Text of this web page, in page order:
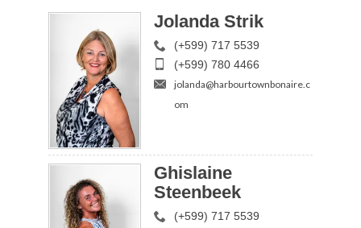
Jolanda Strik
(+599) 717 5539
(+599) 780 4466
jolanda@harbourtownbonaire.c
om
Ghislaine
Steenbeek
(+599) 717 5539